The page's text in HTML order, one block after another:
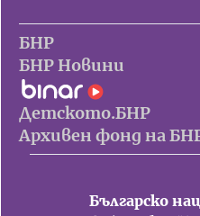
БНР
БНР Новини
Детското.БНР
Архивен фонд на
Българско